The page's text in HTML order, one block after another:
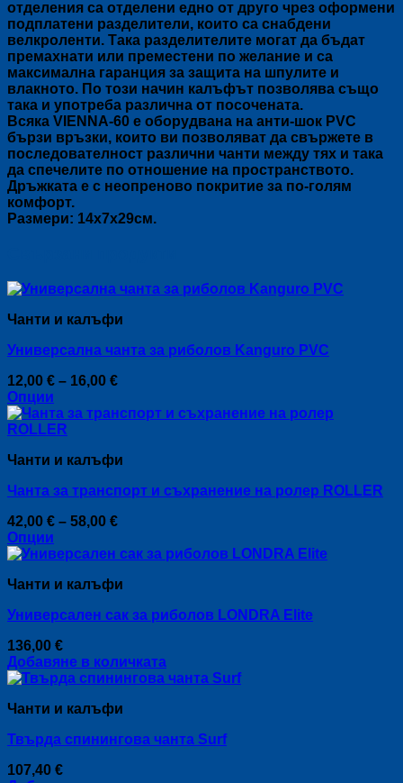
отделения са отделени едно от друго чрез оформени
подплатени разделители, които са снабдени
велкроленти. Така разделителите могат да бъдат
премахнати или преместени по желание и са
максимална гаранция за защита на шпулите и
влакното. По този начин калъфът позволява също
така и употреба различна от посочената.
Всяка VIENNA-60 е оборудвана на анти-шок PVC
бързи връзки, които ви позволяват да свържете в
последователност различни чанти между тях и така
да спечелите по отношение на пространството.
Дръжката е с неопреново покритие за по-голям
комфорт.
Размери: 14х7х29см.
Чанти и калъфи
Универсална чанта за риболов Kanguro PVC
12,00 € – 16,00 €Price
12,00 €
Опции
This
product
multiple
The
may
be
chosen
the
product
page
Чанти и калъфи
Чанта за транспорт и съхранение на ролер ROLLER
42,00 € – 58,00 €Price
42,00 €
58,00 €
Опции
This
has
variants.
options
may
be
on
the
product
page
Чанти и калъфи
Универсален сак за риболов LONDRA Elite
136,00 €
Добавяне в количката
Чанти и калъфи
Твърда спинингова чанта Surf
107,40 €